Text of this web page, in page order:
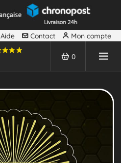
Aide Contact Mon compte
0